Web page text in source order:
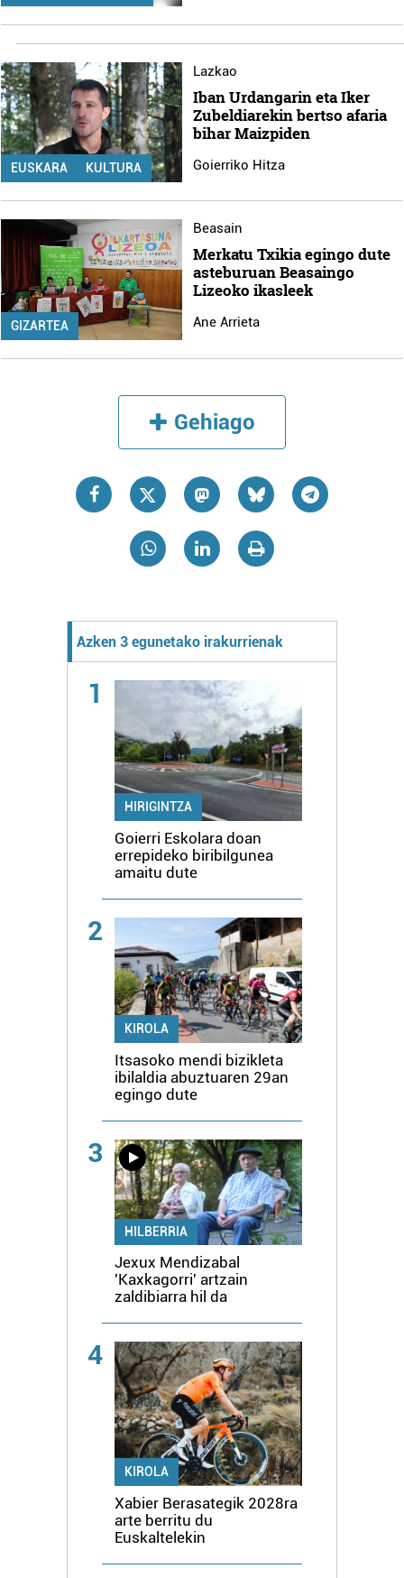
EUSKARA KULTURA
Lazkao
Iban Urdangarin eta Iker
Zubeldiarekin bertso afaria
bihar Maizpiden
Goierriko Hitza
GIZARTEA
Beasain
Merkatu Txikia egingo dute
asteburuan Beasaingo
Lizeoko ikasleek
Ane Arrieta
Gehiago
Azken 3 egunetako irakurrienak
1
HIRIGINTZA
Goierri Eskolara doan
errepideko biribilgunea
amaitu dute
2
KIROLA
Itsasoko mendi bizikleta
ibilaldia abuztuaren 29an
egingo dute
3
HILBERRIA
Jexux Mendizabal
'Kaxkagorri' artzain
zaldibiarra hil da
4
KIROLA
Xabier Berasategik 2028ra
arte berritu du
Euskaltelekin